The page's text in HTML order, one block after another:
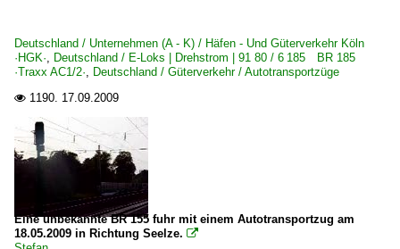
Deutschland / Unternehmen (A - K) / Häfen - Und Güterverkehr Köln
·HGK·, Deutschland / E-Loks | Drehstrom | 91 80 / 6 185 BR 185
·Traxx AC1/2·, Deutschland / Güterverkehr / Autotransportzüge
 1190. 17.09.2009
Eine unbekannte BR 155 fuhr mit einem Autotransportzug am
18.05.2009 in Richtung Seelze. 